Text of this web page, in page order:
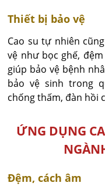
Thiết bị bảo vệ
Cao su tự nhiên
vệ như bọc ghế,
giúp bảo vệ bệnh
bảo vệ sinh trong
chống thấm, đàn hồi
ỨNG DỤNG
Đệm, cách âm